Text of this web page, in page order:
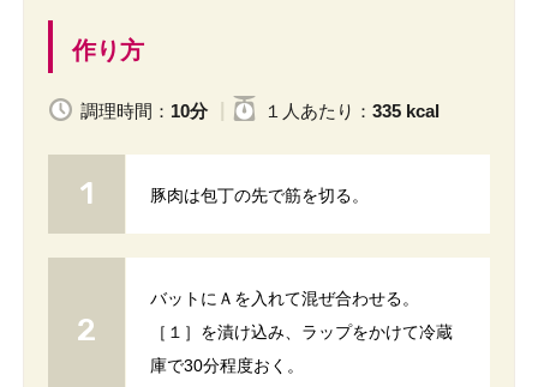
作り方
調理時間： 10分 １人 あたり ： 335 kcal
豚肉は包丁の先で筋を切る。
バットにＡを入れて混ぜ合わせる。
［１］を漬け込み、ラップをかけて冷蔵
庫で30分程度おく。